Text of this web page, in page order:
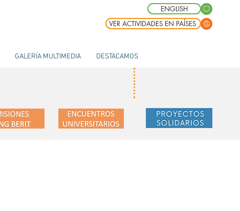
ENGLISH
VER ACTIVIDADES EN PAÍSES
GALERÍA MULTIMEDIA DESTACAMOS